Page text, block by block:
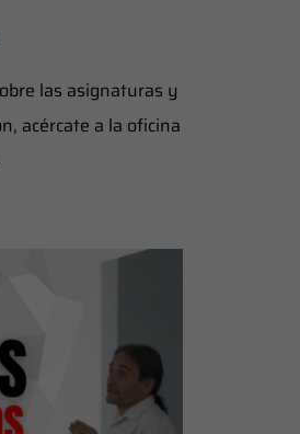
las asignaturas y
acércate a la oficina